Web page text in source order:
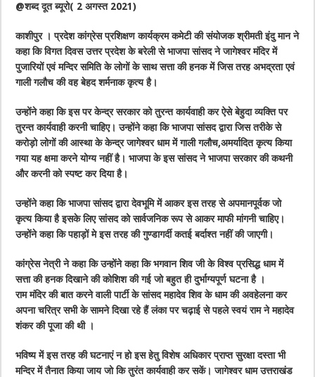
@शब्द दूत ब्यूरो( 2 अगस्त 2021)
काशीपुर । प्रदेश कांग्रेस प्रशिक्षण कार्यक्रम कमेटी की संयोजक श्रीमती इंदु मान ने
कहा कि विगत दिवस उत्तर प्रदेश के बरेली से भाजपा सांसद ने जागेश्वर मंदिर में
पुजारियों एवं मन्दिर समिति के लोगों के साथ सत्ता की हनक में जिस तरह अभद्रता एवं
गाली गलौच की वह बेहद शर्मनाक कृत्य है।
उन्होंने कहा कि इस पर केन्द्र सरकार को तुरन्त कार्यवाही कर ऐसे बेहुदा व्यक्ति पर
तुरन्त कार्यवाही करनी चाहिए। उन्होंने कहा कि भाजपा सांसद द्वारा जिस तरीके से
करोड़ो लोगों की आस्था के केन्द्र जागेश्वर धाम में गाली गलौच,अमर्यादित कृत्य किया
गया यह क्षमा करने योग्य नहीं है। भाजपा के इस सांसद ने भाजपा सरकार की कथनी
और करनी को स्पष्ट कर दिया है।
उन्होंने कहा कि भाजपा सांसद द्वारा देवभूमि में आकर इस तरह से अपमानपूर्वक जो
कृत्य किया है इसके लिए सांसद को सार्वजनिक रूप से आकर माफी मांगनी चाहिए।
उन्होंने कहा कि पहाड़ों मे इस तरह की गुण्डागर्दी कतई बर्दाश्त नहीं की जाएगी।
कांग्रेस नेत्री ने कहा कि उन्होंने कहा कि भगवान शिव जी के विश्व प्रसिद्ध धाम में
सत्ता की हनक दिखाने की कोशिश की गई जो बहुत ही दुर्भाग्यपूर्ण घटना है ।
राम मंदिर की बात करने वाली पार्टी के सांसद महादेव शिव के धाम की अवहेलना कर
अपना चरित्र सभी के सामने दिखा रहे हैं लंका पर चढ़ाई से पहले स्वयं राम ने महादेव
शंकर की पूजा की थी ।
भविष्य में इस तरह की घटनाएं न हो इस हेतु विशेष अधिकार प्राप्त सुरक्षा दस्ता भी
मन्दिर में तैनात किया जाय जो कि तुरंत कार्यवाही कर सकें। जागेश्वर धाम उत्तराखंड